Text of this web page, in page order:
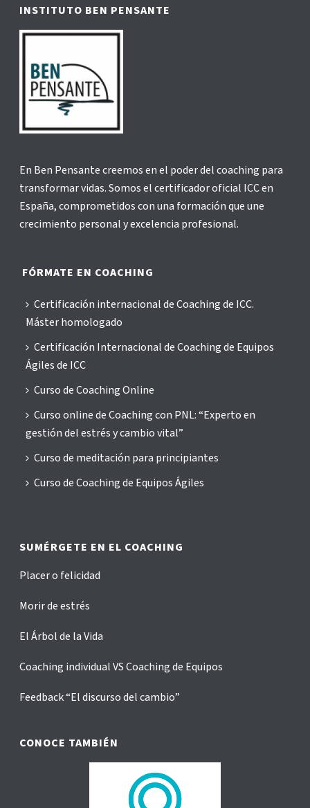
INSTITUTO BEN PENSANTE
En Ben Pensante creemos en el poder del coaching para
transformar vidas. Somos el certificador oficial ICC en
España, comprometidos con una formación que une
crecimiento personal y excelencia profesional.
FÓRMATE EN COACHING
Certificación internacional de Coaching de ICC.
Máster homologado
Certificación Internacional de Coaching de Equipos
Ágiles de ICC
Curso de Coaching Online
Curso online de Coaching con PNL: “Experto en
gestión del estrés y cambio vital”
Curso de meditación para principiantes
Curso de Coaching de Equipos Ágiles
SUMÉRGETE EN EL COACHING
Placer o felicidad
Morir de estrés
El Árbol de la Vida
Coaching individual VS Coaching de Equipos
Feedback “El discurso del cambio”
CONOCE TAMBIÉN